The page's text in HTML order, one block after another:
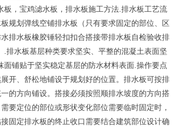
板，宝鸡滤水板，排水板施工方法.排水板工艺流
规划弹线空铺排水板（只有要求固定的部位、区
排水板橡胶锤轻扣扣合搭接带排水板自检验收排
.排水板基层种类要求坚实、平整的混凝土表面坚
面铺贴于坚实稳定基层的防水材料表面.操作要点
开、舒松地铺设于规划好的位置。排水板可按排
的方向铺设。搭接必须按照顺排水坡度的方向搭
要定位的部位或形状变化部位需要临时固定时，
固定排水板的终止收口需要结合建筑部位设计确